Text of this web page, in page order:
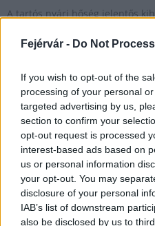
Fejérvár - Do Not
If you wish to opt-out of the
processing of your personal
targeted advertising by us,
section to confirm your
opt-out request is processed
interest-based ads based on
us or personal information
your opt-out. You may
disclosure of your personal
IAB’s list of downstream
also be disclosed by us to
A tartós nyári hőség jelentős
Elkészült a
közelében
Látlelet a